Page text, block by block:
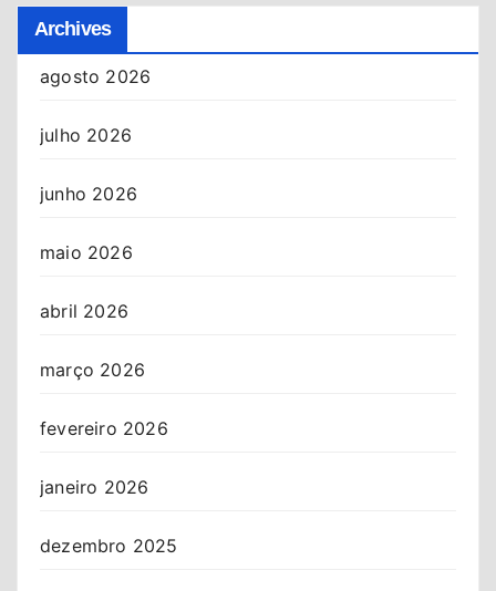
Archives
agosto 2026
julho 2026
junho 2026
maio 2026
abril 2026
março 2026
fevereiro 2026
janeiro 2026
dezembro 2025